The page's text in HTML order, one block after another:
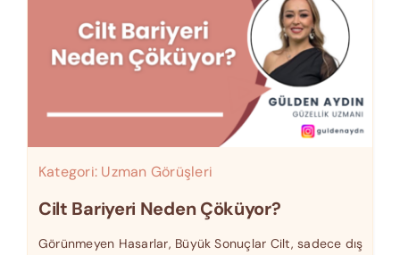
Kategori: Uzman Görüşleri
Cilt Bariyeri Neden Çöküyor?
Görünmeyen Hasarlar, Büyük Sonuçlar Cilt, sadece dış